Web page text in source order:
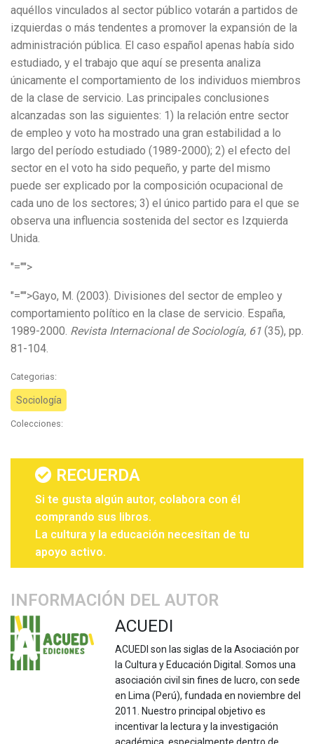
aquéllos vinculados al sector público votarán a partidos de
izquierdas o más tendentes a promover la expansión de la
administración pública. El caso español apenas había sido
estudiado, y el trabajo que aquí se presenta analiza
únicamente el comportamiento de los individuos miembros
de la clase de servicio. Las principales conclusiones
alcanzadas son las siguientes: 1) la relación entre sector
de empleo y voto ha mostrado una gran estabilidad a lo
largo del período estudiado (1989-2000); 2) el efecto del
sector en el voto ha sido pequeño, y parte del mismo
puede ser explicado por la composición ocupacional de
cada uno de los sectores; 3) el único partido para el que se
observa una influencia sostenida del sector es Izquierda
Unida.
"="">
"="">Gayo, M. (2003). Divisiones del sector de empleo y
comportamiento político en la clase de servicio. España,
1989-2000. Revista Internacional de Sociología, 61 (35), pp.
81-104.
Categorias:
Sociología
Colecciones:
RECUERDA
Si te gusta algún autor, colabora con él
comprando sus libros.
La cultura y la educación necesitan de tu
apoyo activo.
INFORMACIÓN DEL AUTOR
ACUEDI
ACUEDI son las siglas de la Asociación por
la Cultura y Educación Digital. Somos una
asociación civil sin fines de lucro, con sede
en Lima (Perú), fundada en noviembre del
2011. Nuestro principal objetivo es
incentivar la lectura y la investigación